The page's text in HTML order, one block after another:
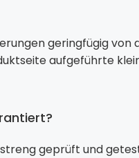
geringfügig
aufgeführte
geprüft und